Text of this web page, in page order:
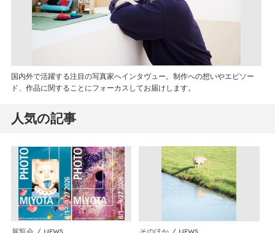
国内外で活躍する注目の写真家へインタヴュー。制作への想いやエピソー
ド、作品に関することにフォーカスしてお届けします。
人気の記事